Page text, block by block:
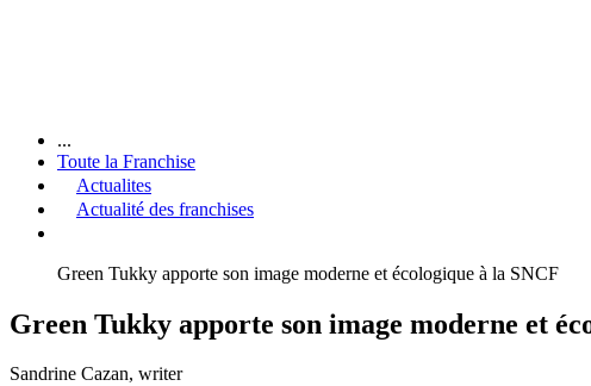
...
Toute la Franchise
Actualites
Actualité des franchises
Green Tukky apporte son image moderne et écologique à la SNCF
Green Tukky apporte son image moderne et
Sandrine Cazan, writer